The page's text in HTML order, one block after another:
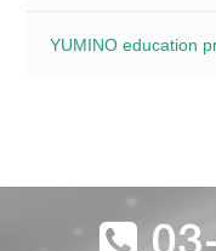
YUMINO education